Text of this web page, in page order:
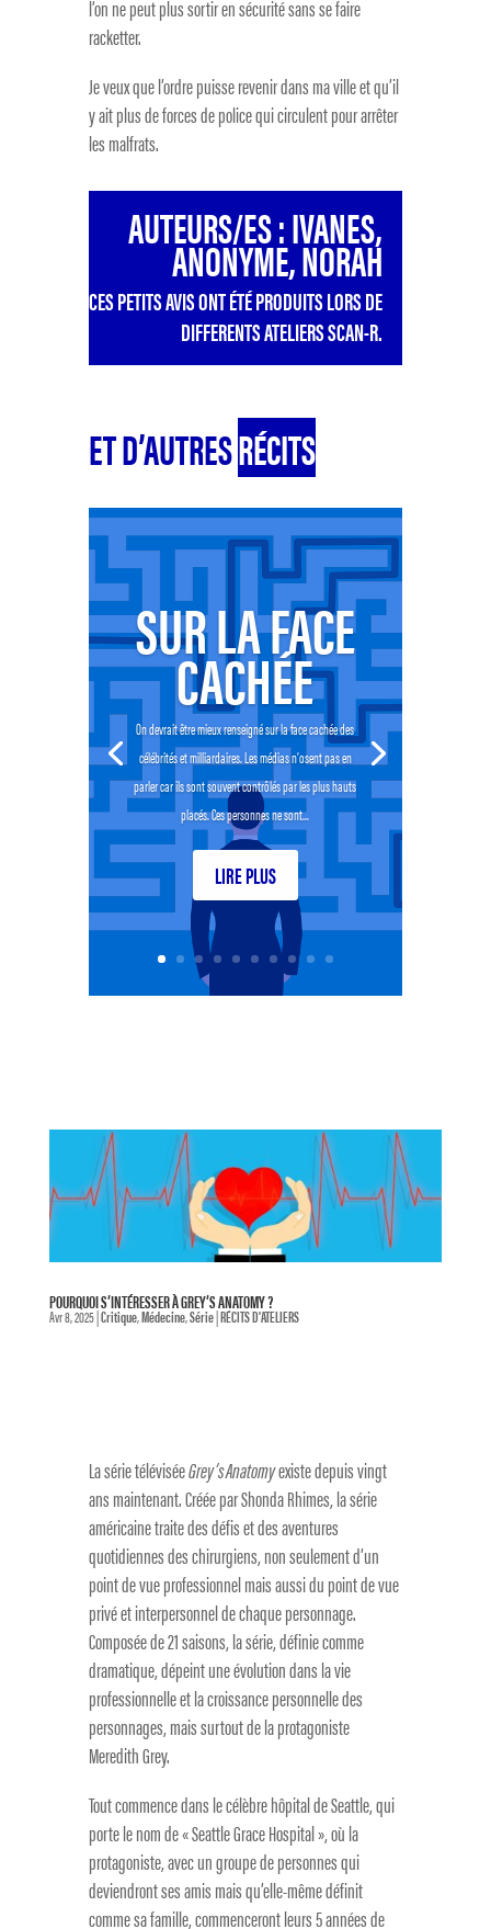
l’on ne peut plus sortir en sécurité sans se faire
racketter.
Je veux que l’ordre puisse revenir dans ma ville et qu’il
y ait plus de forces de police qui circulent pour arrêter
les malfrats.
AUTEURS/ES : IVANES,
ANONYME, NORAH
CES PETITS AVIS ONT ÉTÉ PRODUITS LORS DE
DIFFERENTS ATELIERS SCAN-R.
ET D’AUTRESRÉCITS
SUR LA FACE
CACHÉE
On devrait être mieux renseigné sur la face cachée des
célébrités et milliardaires. Les médias n’osent pas en
parler car ils sont souvent contrôlés par les plus hauts
placés. Ces personnes ne sont...
LIRE PLUS
POURQUOI S’INTÉRESSER À GREY’S ANATOMY ?
Avr 8, 2025|Critique,Médecine,Série|RÉCITS D'ATELIERS
La série téléviséeGrey’s Anatomyexiste depuis vingt
ans maintenant. Créée par Shonda Rhimes, la série
américaine traite des défis et des aventures
quotidiennes des chirurgiens, non seulement d’un
point de vue professionnel mais aussi du point de vue
privé et interpersonnel de chaque personnage.
Composée de 21 saisons, la série, définie comme
dramatique, dépeint une évolution dans la vie
professionnelle et la croissance personnelle des
personnages, mais surtout de la protagoniste
Meredith Grey.
Tout commence dans le célèbre hôpital de Seattle, qui
porte le nom de « Seattle Grace Hospital », où la
protagoniste, avec un groupe de personnes qui
deviendront ses amis mais qu’elle-même définit
comme sa famille, commenceront leurs 5 années de